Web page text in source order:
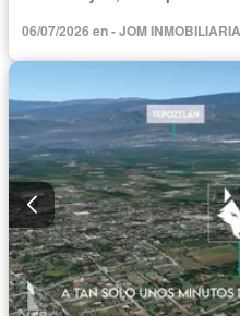
06/07/2026 en - JOM